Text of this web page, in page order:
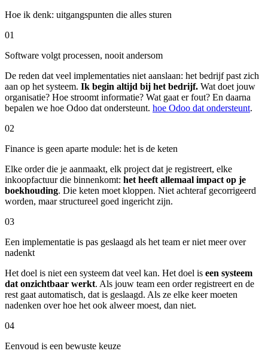
Hoe ik denk: uitgangspunten die alles sturen
01
Software volgt processen, nooit andersom
De reden dat veel implementaties niet aanslaan: het bedrijf past zich
aan op het systeem. Ik begin altijd bij het bedrijf. Wat doet jouw
organisatie? Hoe stroomt informatie? Wat gaat er fout? En daarna
bepalen we hoe Odoo dat ondersteunt. hoe Odoo dat ondersteunt.
02
Finance is geen aparte module: het is de keten
Elke order die je aanmaakt, elk project dat je registreert, elke
inkoopfactuur die binnenkomt: het heeft allemaal impact op je
boekhouding. Die keten moet kloppen. Niet achteraf gecorrigeerd
worden, maar structureel goed ingericht zijn.
03
Een implementatie is pas geslaagd als het team er niet meer over
nadenkt
Het doel is niet een systeem dat veel kan. Het doel is een systeem
dat onzichtbaar werkt. Als jouw team een order registreert en de
rest gaat automatisch, dat is geslaagd. Als ze elke keer moeten
nadenken over hoe het ook alweer moest, dan niet.
04
Eenvoud is een bewuste keuze